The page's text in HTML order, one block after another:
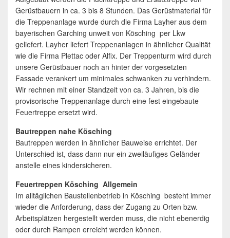
Gerüstbauern in ca. 3 bis 8 Stunden. Das Gerüstmaterial für
die Treppenanlage wurde durch die Firma Layher aus dem
bayerischen Garching unweit von Kösching per Lkw
geliefert. Layher liefert Treppenanlagen in ähnlicher Qualität
wie die Firma Plettac oder Alfix. Der Treppenturm wird durch
unsere Gerüstbauer noch an hinter der vorgesetzten
Fassade verankert um minimales schwanken zu verhindern.
Wir rechnen mit einer Standzeit von ca. 3 Jahren, bis die
provisorische Treppenanlage durch eine fest eingebaute
Feuertreppe ersetzt wird.
Bautreppen nahe Kösching
Bautreppen werden in ähnlicher Bauweise errichtet. Der
Unterschied ist, dass dann nur ein zweiläufiges Geländer
anstelle eines kindersicheren.
Feuertreppen Kösching Allgemein
Im alltäglichen Baustellenbetrieb in Kösching besteht immer
wieder die Anforderung, dass der Zugang zu Orten bzw.
Arbeitsplätzen hergestellt werden muss, die nicht ebenerdig
oder durch Rampen erreicht werden können.